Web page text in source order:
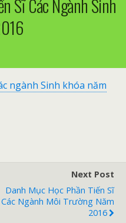
Sĩ Các Ngành Sinh
ngành Sinh khóa năm
Next Post
Danh Mục Học Phần Tiến Sĩ
Các Ngành Môi Trường Năm
2016